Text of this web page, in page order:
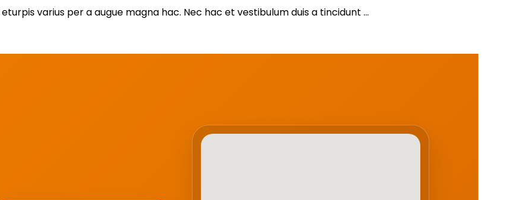
varius per a augue magna hac. Nec hac et vestibulum duis a tincidunt ...